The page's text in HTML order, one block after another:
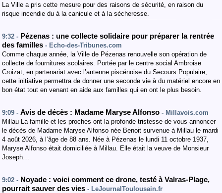
La Ville a pris cette mesure pour des raisons de sécurité, en raison du
risque incendie du à la canicule et à la sécheresse.
9:32 - Pézenas : une collecte solidaire pour préparer la rentrée
des familles - Echo-des-Tribunes.com
Comme chaque année, la Ville de Pézenas renouvelle son opération de
collecte de fournitures scolaires. Portée par le centre social Ambroise
Croizat, en partenariat avec l’antenne piscénoise du Secours Populaire,
cette initiative permettra de donner une seconde vie à du matériel encore en
bon état tout en venant en aide aux familles qui en ont le plus besoin.
9:09 - Avis de décès : Madame Maryse Alfonso - Millavois.com
Millau La famille et les proches ont la profonde tristesse de vous annoncer
le décès de Madame Maryse Alfonso née Benoit survenue à Millau le mardi
4 août 2026, à l’âge de 88 ans. Née à Pézenas le lundi 11 octobre 1937,
Maryse Alfonso était domiciliée à Millau. Elle était la veuve de Monsieur
Joseph…
9:02 - Noyade : voici comment ce drone, testé à Valras-Plage,
pourrait sauver des vies - LeJournalToulousain.fr